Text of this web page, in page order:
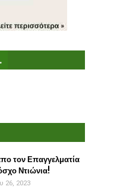
τον Επαγγελματία
Ντιώνια!
26, 2023